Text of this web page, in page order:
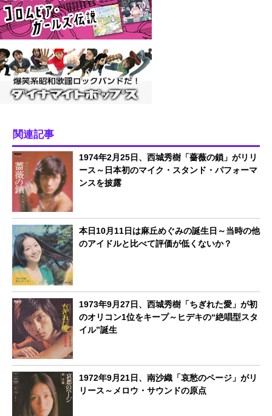
関連記事
1974年2月25日、西城秀樹「薔薇の鎖」がリリ
ース～日本初のマイク・スタンド・パフォーマ
ンスを披露
本日10月11日は麻丘めぐみの誕生日～当時の他
のアイドルと比べて評価が低くないか？
1973年9月27日、西城秀樹「ちぎれた愛」が初
のオリコン1位をキープ～ヒデキの“絶唱型スタ
イル”誕生
1972年9月21日、南沙織「哀愁のページ」がリ
リース～メロウ・サウンドの原点